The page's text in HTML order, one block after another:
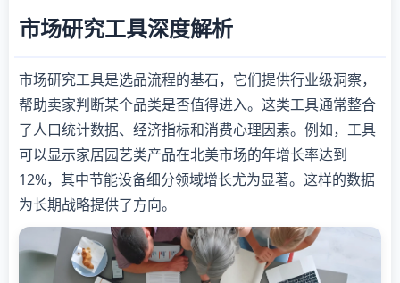
市场研究工具深度解析
市场研究工具是选品流程的基石，它们提供行业级洞察，
帮助卖家判断某个品类是否值得进入。这类工具通常整合
了人口统计数据、经济指标和消费心理因素。例如，工具
可以显示家居园艺类产品在北美市场的年增长率达到
12%，其中节能设备细分领域增长尤为显著。这样的数据
为长期战略提供了方向。